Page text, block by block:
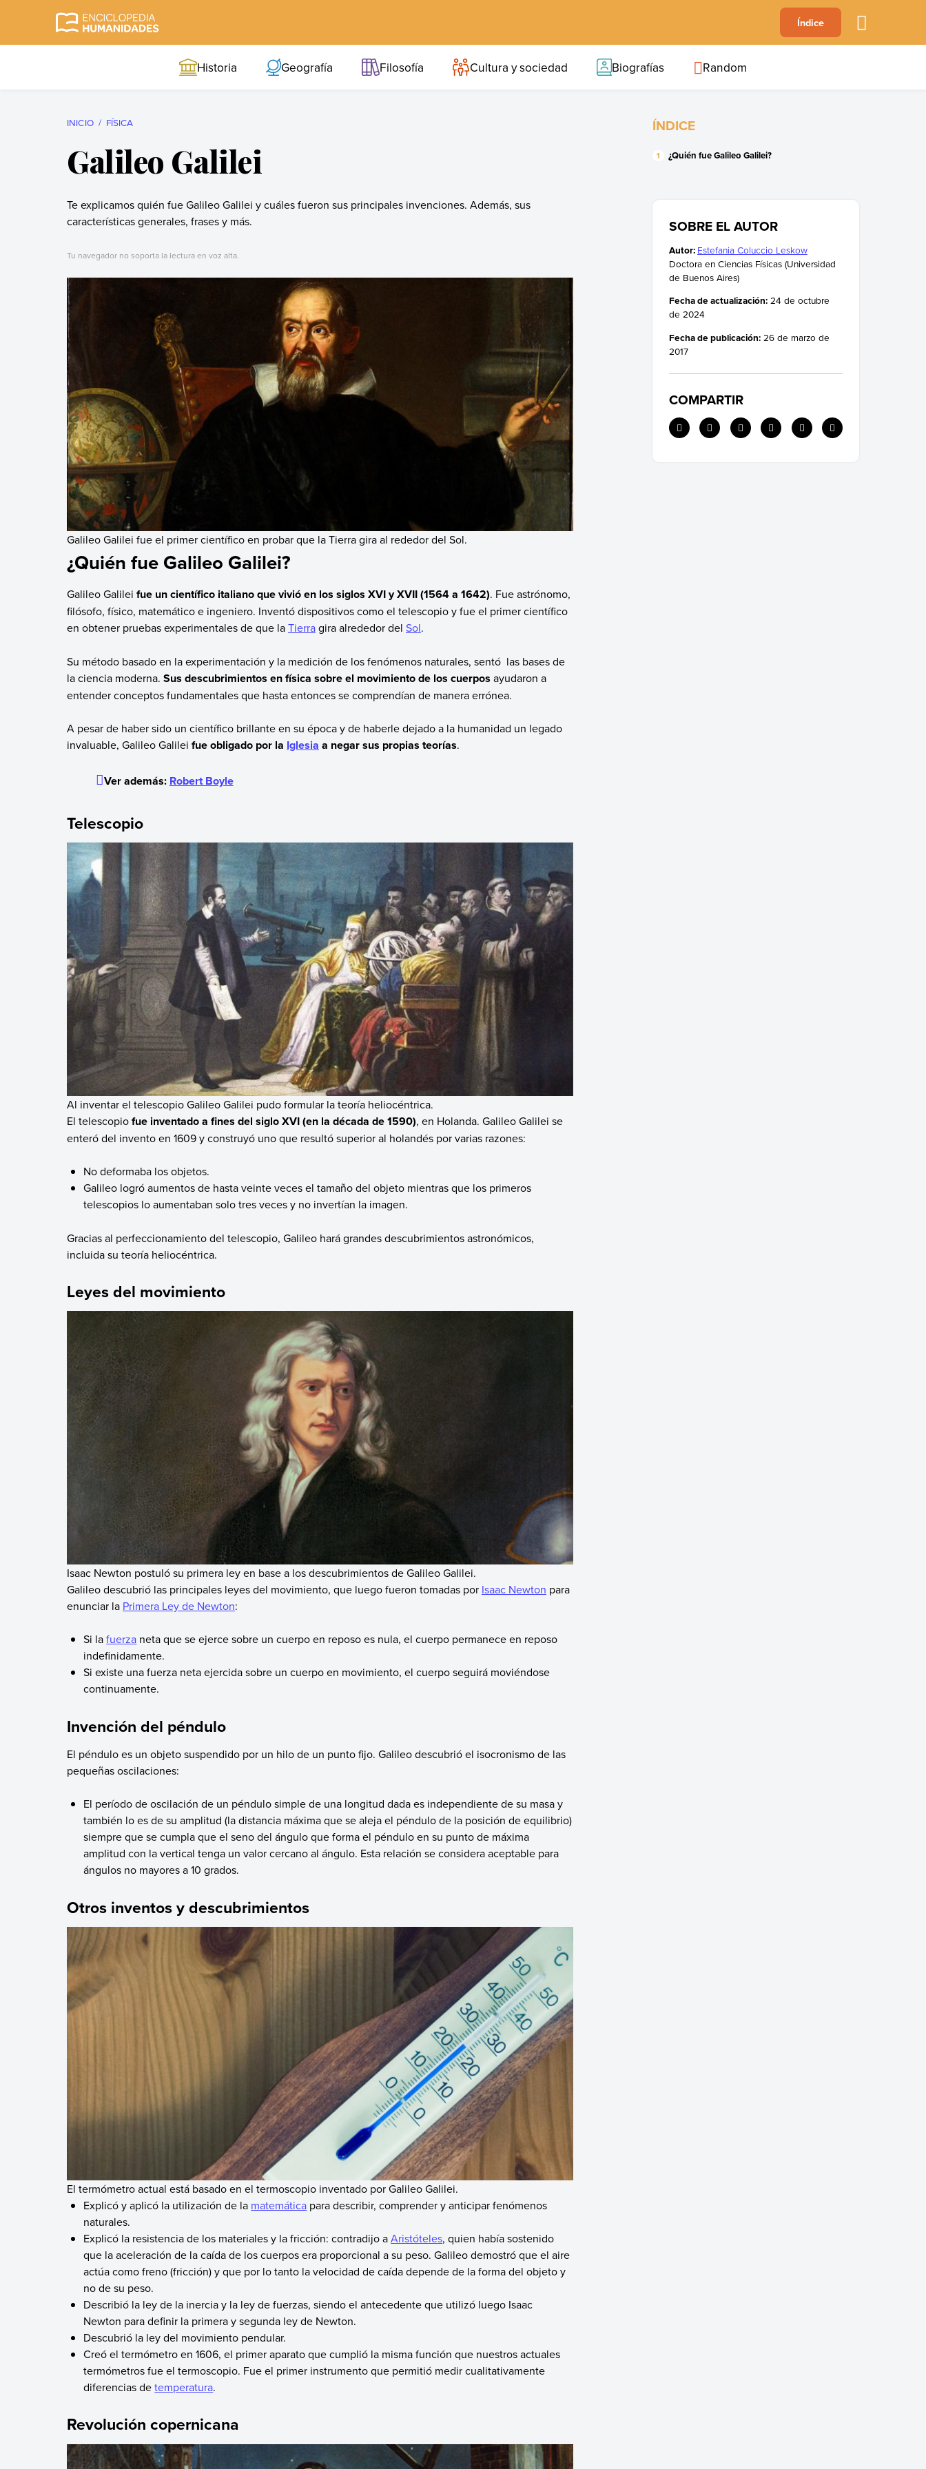
B C F
Índice
Historia Geografía Filosofía Cultura y sociedad Biografías Random
INICIO FÍSICA
Galileo Galilei
Te explicamos quién fue Galileo Galilei y cuáles fueron sus principales invenciones. Además, sus
características generales, frases y más.
Tu navegador no soporta la lectura en voz alta.
Galileo Galilei fue el primer científico en probar que la Tierra gira al rededor del Sol.
¿Quién fue Galileo Galilei?
Galileo Galilei fue un científico italiano que vivió en los siglos XVI y XVII (1564 a 1642). Fue astrónomo,
filósofo, físico, matemático e ingeniero. Inventó dispositivos como el telescopio y fue el primer científico
en obtener pruebas experimentales de que laTierragira alrededor del Sol.
Su método basado en la experimentación y la medición de los fenómenos naturales, sentó las bases de
la ciencia moderna. Sus descubrimientos en física sobre el movimiento de los cuerpos ayudaron a
entender conceptos fundamentales que hasta entonces se comprendían de manera errónea.
A pesar de haber sido un científico brillante en su época y de haberle dejado a la humanidad un legado
invaluable, Galileo Galilei fue obligado por la Iglesia a negar sus propias teorías.
Ver además: Robert Boyle
Telescopio
Al inventar el telescopio Galileo Galilei pudo formular la teoría heliocéntrica.
El telescopiofue inventado a fines del siglo XVI (en la década de 1590), en Holanda. Galileo Galilei se
enteró del invento en 1609 y construyó uno que resultó superior al holandés por varias razones:
No deformaba los objetos.
Galileo logró aumentos de hasta veinte veces el tamaño del objeto mientras que los primeros
telescopios lo aumentaban solo tres veces y no invertían la imagen.
Gracias al perfeccionamiento del telescopio, Galileo hará grandes descubrimientos astronómicos,
incluida su teoría heliocéntrica.
Leyes del movimiento
Isaac Newton postuló su primera ley en base a los descubrimientos de Galileo Galilei.
Galileo descubrió las principales leyes del movimiento, que luego fueron tomadas por Isaac Newton para
enunciar la Primera Ley de Newton:
Si lafuerza neta que se ejerce sobre un cuerpo en reposo es nula, el cuerpo permanece en reposo
indefinidamente.
Si existe una fuerza neta ejercida sobre un cuerpo en movimiento, el cuerpo seguirá moviéndose
continuamente.
Invención del péndulo
El péndulo es un objeto suspendido por un hilo de un punto fijo. Galileo descubrió el isocronismo de las
pequeñas oscilaciones:
El período de oscilación de un péndulo simple de una longitud dada es independiente de su masa y
también lo es de su amplitud (la distancia máxima que se aleja el péndulo de la posición de equilibrio)
siempre que se cumpla que el seno del ángulo que forma el péndulo en su punto de máxima
amplitud con la vertical tenga un valor cercano al ángulo. Esta relación se considera aceptable para
ángulos no mayores a 10 grados.
Otros inventos y descubrimientos
El termómetro actual está basado en el termoscopio inventado por Galileo Galilei.
Explicó y aplicó la utilización de la matemática para describir, comprender y anticipar fenómenos
naturales.
Explicó la resistencia de los materiales y la fricción: contradijo aAristóteles, quien había sostenido
que la aceleración de la caída de los cuerpos era proporcional a su peso. Galileo demostró que el aire
actúa como freno (fricción) y que por lo tanto la velocidad de caída depende de la forma del objeto y
no de su peso.
Describió la ley de la inercia y la ley de fuerzas, siendo el antecedente que utilizó luego Isaac
Newton para definir la primera y segunda ley de Newton.
Descubrió la ley del movimiento pendular.
Creó el termómetro en 1606, el primer aparato que cumplió la misma función que nuestros actuales
termómetros fue el termoscopio. Fue el primer instrumento que permitió medir cualitativamente
diferencias detemperatura.
Revolución copernicana
ÍNDICE
¿Quién fue Galileo Galilei?
SOBRE EL AUTOR
Autor: Estefania Coluccio Leskow
Doctora en Ciencias Físicas (Universidad
de Buenos Aires)
Fecha de actualización: 24 de octubre
de 2024
Fecha de publicación: 26 de marzo de
2017
COMPARTIR